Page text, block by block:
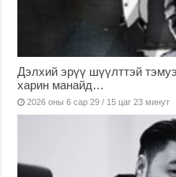
Дэлхий эрүү шүүлттэй
харин манайд…
2026 оны 6 сар 29 / 15 цаг 23 минут